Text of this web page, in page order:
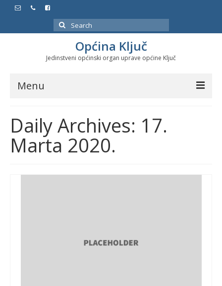
Search
for:
Općina Ključ
Jedinstveni općinski organ uprave općine Ključ
Menu
Službeni glasnici
Javne nabavke
Značajni datumi i manifestacije
Daily Archives: 17.
Marta 2020.